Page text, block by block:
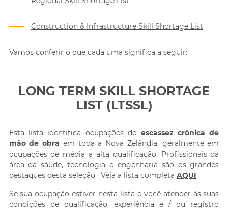
Construction & Infrastructure Skill Shortage List
Vamos conferir o que cada uma significa a seguir:
LONG TERM SKILL SHORTAGE
LIST (LTSSL)
Esta lista identifica ocupações de escassez crônica de
mão de obra em toda a Nova Zelândia, geralmente em
ocupações de média a alta qualificação. Profissionais da
área da sáude, tecnologia e engenharia são os grandes
destaques desta seleção. Veja a lista completa AQUI.
Se sua ocupação estiver nesta lista e você atender às suas
condições de qualificação, experiência e / ou registro